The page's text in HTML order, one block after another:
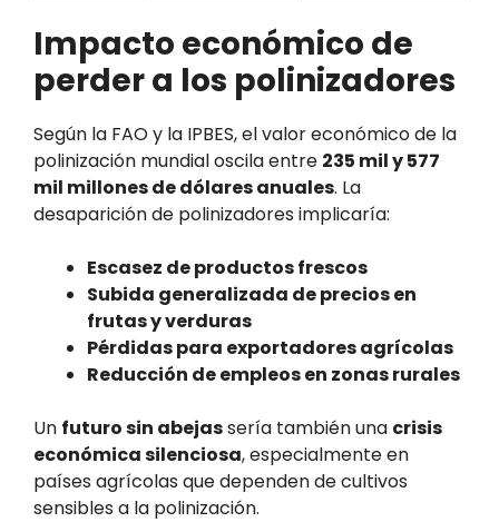
Impacto económico de
perder a los polinizadores
Según la FAO y la IPBES, el valor económico de la
polinización mundial oscila entre 235 mil y 577
mil millones de dólares anuales. La
desaparición de polinizadores implicaría:
Escasez de productos frescos
Subida generalizada de precios en
frutas y verduras
Pérdidas para exportadores agrícolas
Reducción de empleos en zonas rurales
Un futuro sin abejassería también una crisis
económica silenciosa, especialmente en
países agrícolas que dependen de cultivos
sensibles a la polinización.